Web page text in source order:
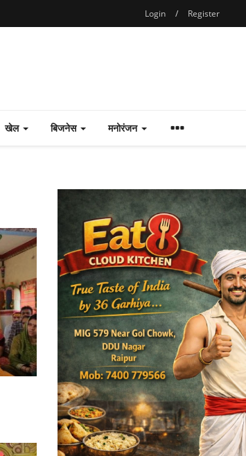
Login / Register
खेल बिजनेस मनोरंजन